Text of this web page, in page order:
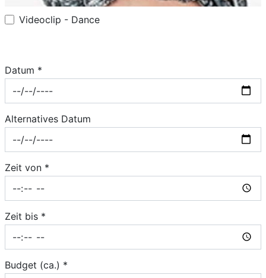
Videoclip - Dance
Datum *
Alternatives Datum
Zeit von *
Zeit bis *
Budget (ca.) *